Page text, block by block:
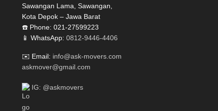
Sawangan Lama, Sawangan,
Kota Depok – Jawa Barat
☎️ Phone: 021-27599223
📱 WhatsApp: 0812-9446-4406
✉️ Email: info@ask-movers.com
askmover@gmail.com
IG: @askmovers